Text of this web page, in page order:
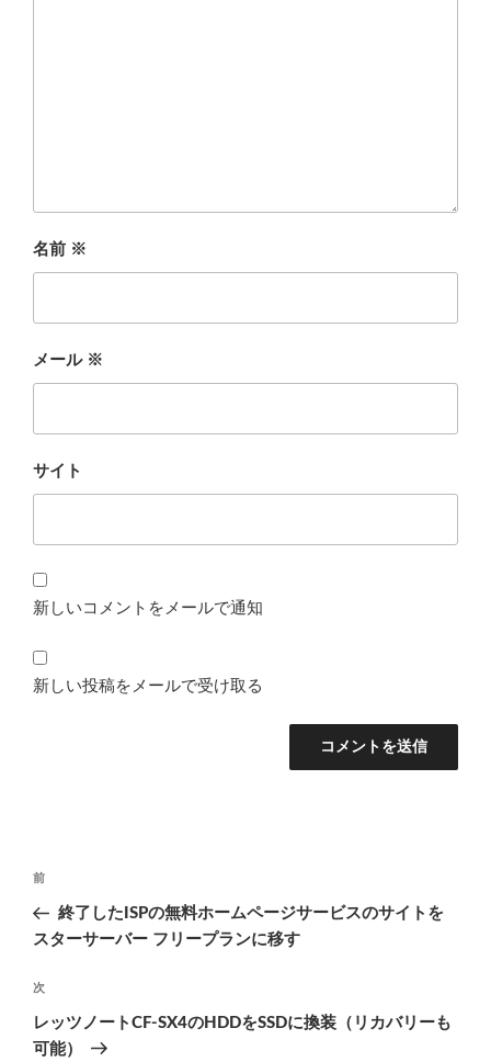
名前 ※
メール ※
サイト
新しいコメントをメールで通知
新しい投稿をメールで受け取る
投
ナ
ゲ
ー
シ
前
の
投
前
終了したISPの無料ホームページサービスのサイトを
スターサーバー フリープランに移す
次
の
投
次
レッツノートCF-SX4のHDDをSSDに換装（リカバリーも
可能）